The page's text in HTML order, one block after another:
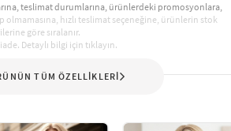
teslimat durumlarına, ürünlerdeki promosyonlara,
hızlı teslimat seçeneğine, ürünlerin stok
göre sıralanır.
Detaylı bilgi için tıklayın.
TÜM ÖZELLİKLERİ